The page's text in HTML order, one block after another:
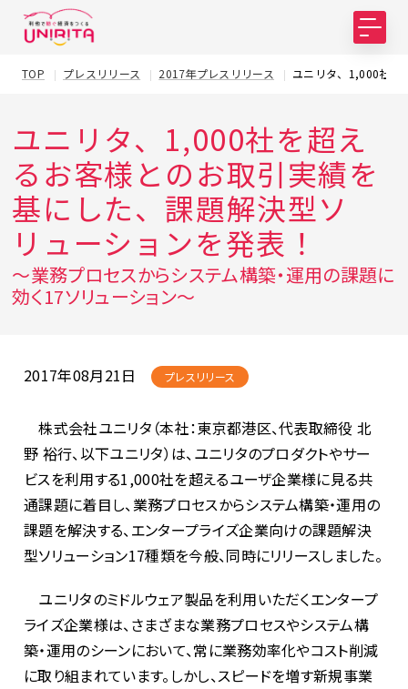
TOP プレスリリース 2017年プレスリリース ユニリタ、1,000社を
ユニリタ、1,000社を超え
るお客様とのお取引実績を
基にした、課題解決型ソ
リューションを発表！
～業務プロセスからシステム構築・運用の課題に
効く17ソリューション～
2017年08月21日 プレスリリース
株式会社ユニリタ（本社：東京都港区、代表取締役 北
野 裕行、以下ユニリタ）は、ユニリタのプロダクトやサー
ビスを利用する1,000社を超えるユーザ企業様に見る共
通課題に着目し、業務プロセスからシステム構築・運用の
課題を解決する、エンタープライズ企業向けの課題解決
型ソリューション17種類を今般、同時にリリースしました。
ユニリタのミドルウェア製品を利用いただくエンタープ
ライズ企業様は、さまざまな業務プロセスやシステム構
築・運用のシーンにおいて、常に業務効率化やコスト削減
に取り組まれています。しかし、スピードを増す新規事業